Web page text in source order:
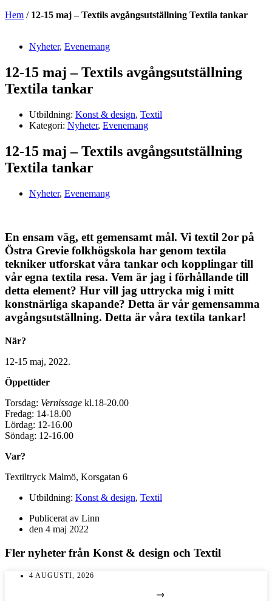
Hem / 12-15 maj – Textils avgångsutställning Textila tankar
Nyheter, Evenemang
12-15 maj – Textils avgångsutställning
Textila tankar
Utbildning: Konst & design, Textil
Kategori: Nyheter, Evenemang
12-15 maj – Textils avgångsutställning
Textila tankar
Nyheter, Evenemang
En ensam väg, ett gemensamt mål. Vi textil 2or på
Östra Grevie folkhögskola har genom textila
tekniker utforskat våra tankar och kopplingar till
vår egna textila resa. Vem är jag i förhållande till
detta element? Hur vill jag uttrycka mig i mitt
konstnärliga skapande? Detta är vår gemensamma
avgångsutställning. Detta är våra textila tankar!
När?
12-15 maj, 2022.
Öppettider
Torsdag: Vernissage kl.18-20.00
Fredag: 14-18.00
Lördag: 12-16.00
Söndag: 12-16.00
Var?
Textiltryck Malmö, Korsgatan 6
Utbildning: Konst & design, Textil
Publicerat av Linn
den 4 maj 2022
Fler nyheter från Konst & design och Textil
4 AUGUSTI, 2026